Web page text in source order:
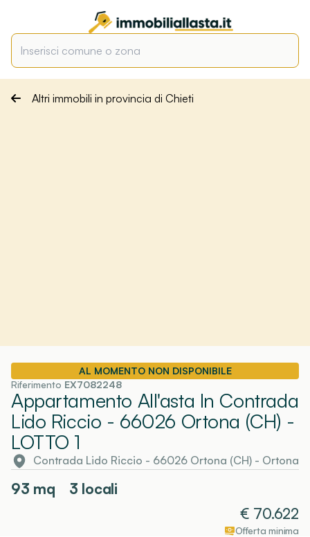
Altri immobili in provincia di Chieti
AL MOMENTO NON DISPONIBILE
Riferimento EX7082248
Appartamento All'asta In Contrada
Lido Riccio - 66026 Ortona (CH) -
LOTTO 1
Contrada Lido Riccio - 66026 Ortona (CH) - Ortona
93 mq
3 locali
€ 70.622
Offerta minima